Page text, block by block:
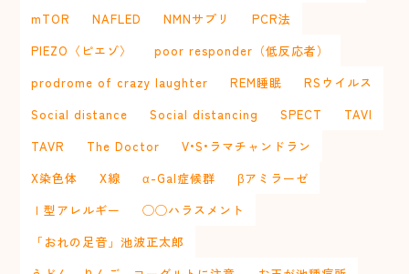
mTOR
NAFLED NMNサプリ
PCR法
PIEZO〈ピエゾ〉
poor responder（低反応者）
prodrome of crazy laughter
REM睡眠
RSウイルス
Social distance
Social distancing SPECT
TAVI
TAVR
The Doctor
V•S•ラマチャンドラン
X染色体
X線 α-Gal症候群
βアミラーゼ
Ⅰ型アレルギー
◯◯ハラスメント
「おれの足音」池波正太郎